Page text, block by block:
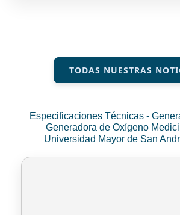
TODAS NUESTRAS
Especificaciones Técnicas -
Generadora de Oxígeno
Universidad Mayor de San